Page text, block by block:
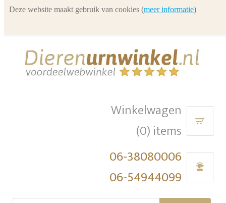
Winkelwagen
(0) items
06-38080006
06-54944099
Deze website maakt gebruik van cookies (meer informatie)